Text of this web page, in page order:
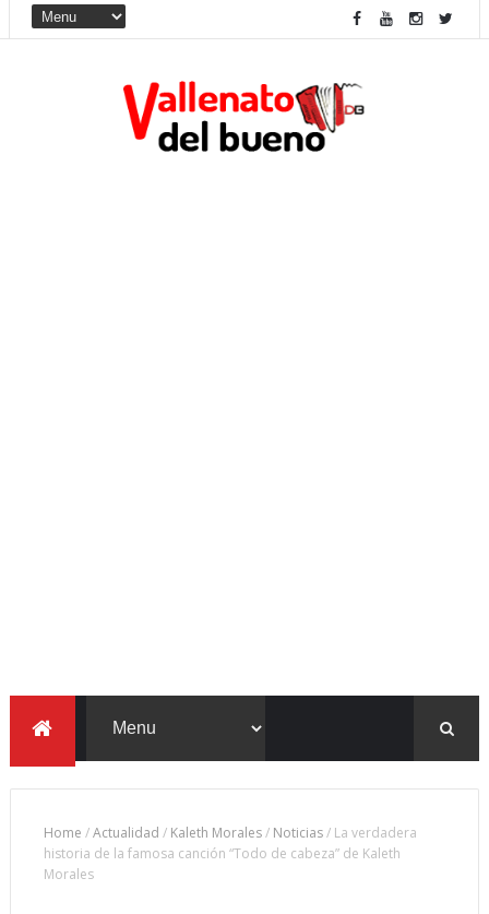
Home /Actualidad / Kaleth Morales/ Noticias/ La verdadera
historia de la famosa canción “Todo de cabeza” de Kaleth
Morales